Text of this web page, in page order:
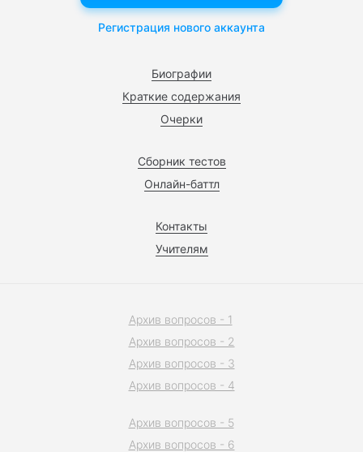
Биографии
Краткие содержания
Очерки
Сборник тестов
Онлайн-баттл
Контакты
Учителям
Регистрация нового аккаунта
Архив вопросов - 1
Архив вопросов - 2
Архив вопросов - 3
Архив вопросов - 4
Архив вопросов - 5
Архив вопросов - 6